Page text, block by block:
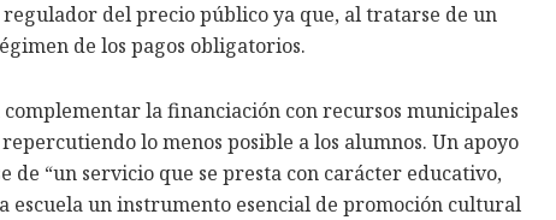
del precio público ya que, al tratarse de un
de los pagos obligatorios.
la financiación con recursos municipales
lo menos posible a los alumnos. Un apoyo
de “un servicio que se presta con carácter educativo,
escuela un instrumento esencial de promoción cultural